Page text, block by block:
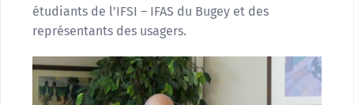
étudiants de l’IFSI – IFAS du Bugey et des
représentants des usagers.